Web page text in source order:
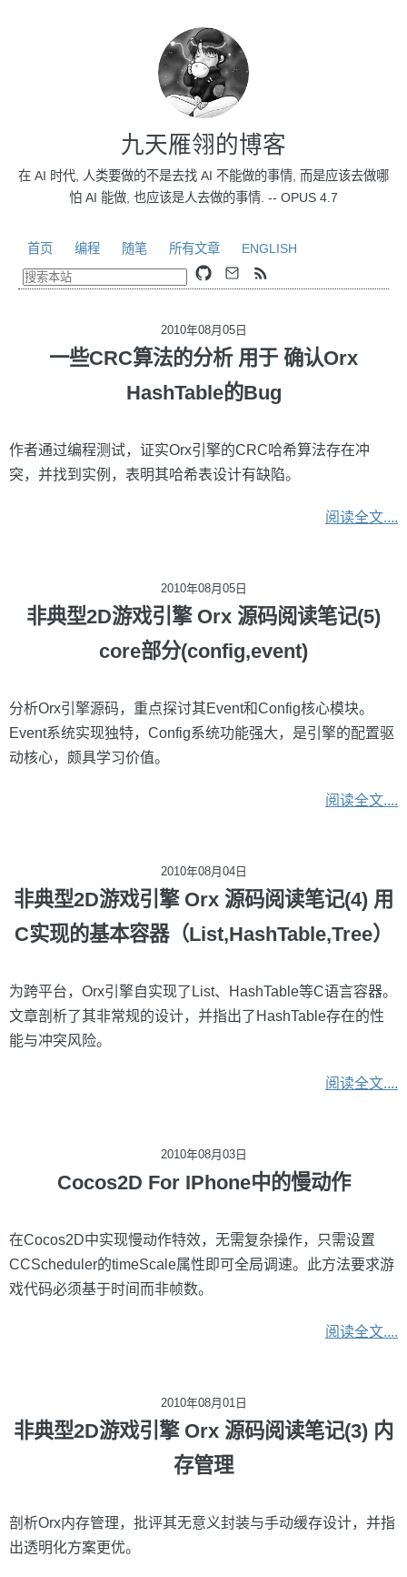
九天雁翎的博客
在 AI 时代, 人类要做的不是去找 AI 不能做的事情, 而是应该去做哪
怕 AI 能做, 也应该是人去做的事情. -- OPUS 4.7
首页 编程 随笔 所有文章 ENGLISH
2010年08月05日
一些CRC算法的分析 用于 确认Orx
HashTable的Bug
作者通过编程测试，证实Orx引擎的CRC哈希算法存在冲
突，并找到实例，表明其哈希表设计有缺陷。
阅读全文....
2010年08月05日
非典型2D游戏引擎 Orx 源码阅读笔记(5)
core部分(config,event)
分析Orx引擎源码，重点探讨其Event和Config核心模块。
Event系统实现独特，Config系统功能强大，是引擎的配置驱
动核心，颇具学习价值。
阅读全文....
2010年08月04日
非典型2D游戏引擎 Orx 源码阅读笔记(4) 用
C实现的基本容器（List,HashTable,Tree）
为跨平台，Orx引擎自实现了List、HashTable等C语言容器。
文章剖析了其非常规的设计，并指出了HashTable存在的性
能与冲突风险。
阅读全文....
2010年08月03日
Cocos2D For IPhone中的慢动作
在Cocos2D中实现慢动作特效，无需复杂操作，只需设置
CCScheduler的timeScale属性即可全局调速。此方法要求游
戏代码必须基于时间而非帧数。
阅读全文....
2010年08月01日
非典型2D游戏引擎 Orx 源码阅读笔记(3) 内
存管理
剖析Orx内存管理，批评其无意义封装与手动缓存设计，并指
出透明化方案更优。